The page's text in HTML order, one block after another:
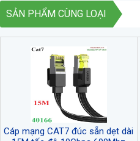
SẢN PHẨM CÙNG LOẠI
Cáp mạng CAT7 đúc sẵn dẹt dài